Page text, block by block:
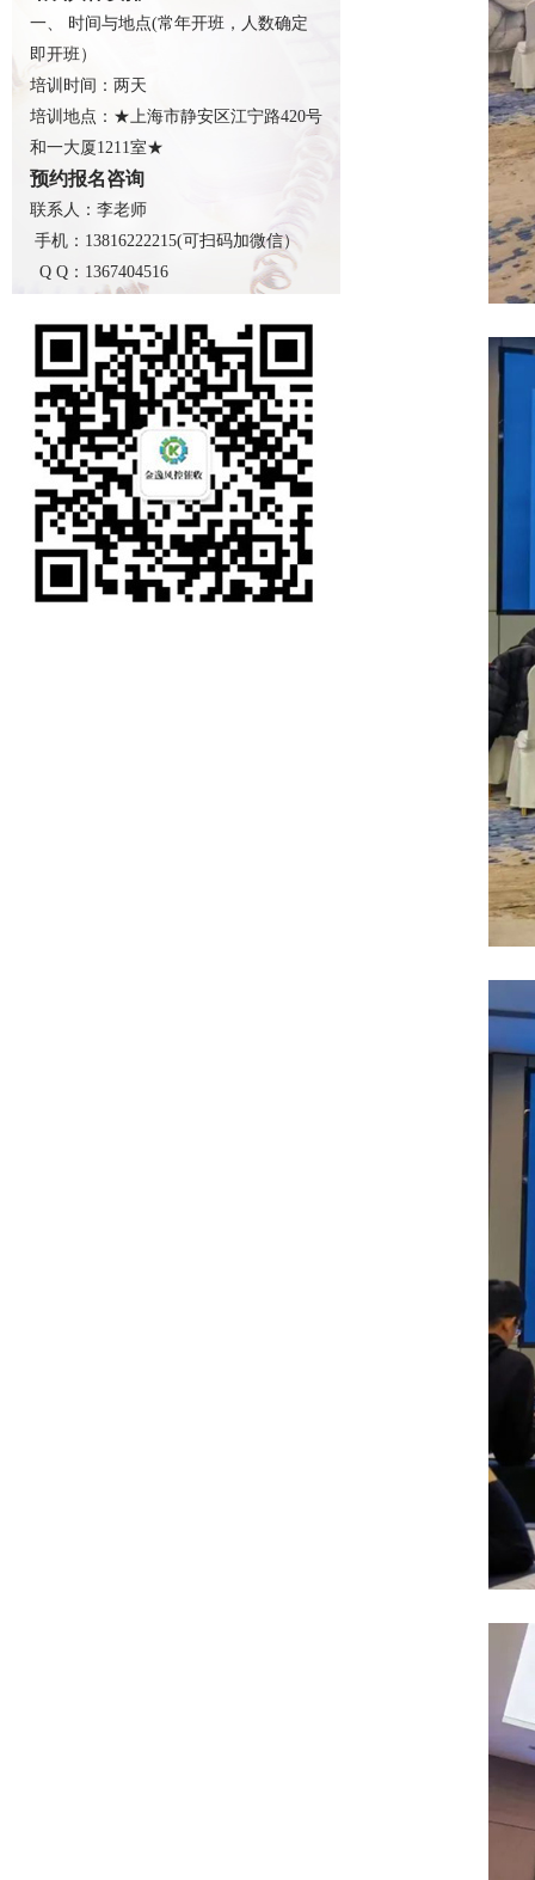
一、 时间与地点(常年开班，人数确定
即开班）
培训时间：两天
培训地点：★上海市静安区江宁路420号
和一大厦1211室★
预约报名咨询
联系人：李老师
手机：13816222215(可扫码加微信）
Q Q：1367404516